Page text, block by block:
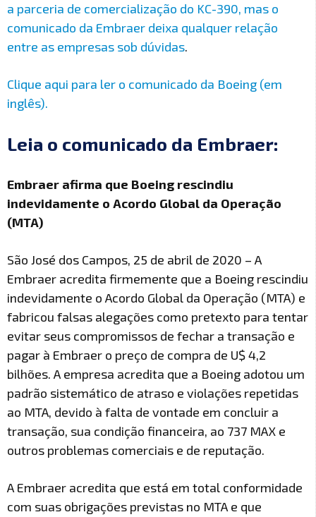
a parceria de comercialização do KC-390, mas o
comunicado da Embraer deixa qualquer relação
entre as empresas sob dúvidas.
Clique aqui para ler o comunicado da Boeing (em
inglês).
Leia o comunicado da Embraer:
Embraer afirma que Boeing rescindiu
indevidamente o Acordo Global da Operação
(MTA)
São José dos Campos, 25 de abril de 2020 – A
Embraer acredita firmemente que a Boeing rescindiu
indevidamente o Acordo Global da Operação (MTA) e
fabricou falsas alegações como pretexto para tentar
evitar seus compromissos de fechar a transação e
pagar à Embraer o preço de compra de U$ 4,2
bilhões. A empresa acredita que a Boeing adotou um
padrão sistemático de atraso e violações repetidas
ao MTA, devido à falta de vontade em concluir a
transação, sua condição financeira, ao 737 MAX e
outros problemas comerciais e de reputação.
A Embraer acredita que está em total conformidade
com suas obrigações previstas no MTA e que